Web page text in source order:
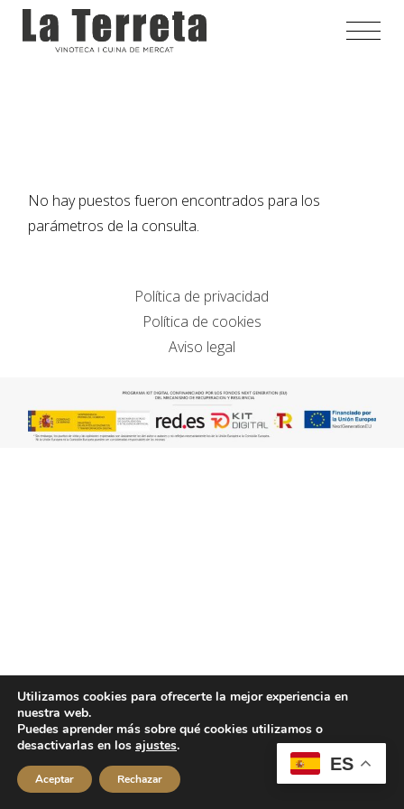
Saltar
contenido
No hay puestos fueron encontrados para los
parámetros de la consulta.
Política de privacidad
Política de cookies
Aviso legal
ES
Utilizamos cookies para ofrecerte la mejor experiencia en
nuestra web.
Puedes aprender más sobre qué cookies utilizamos o
desactivarlas en los ajustes.
Aceptar Rechazar